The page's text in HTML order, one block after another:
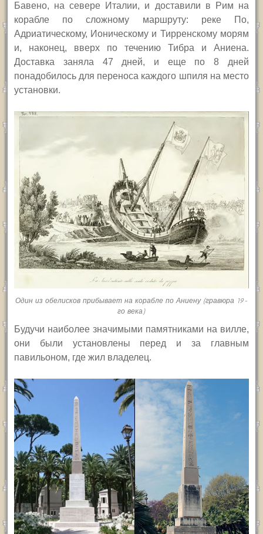
Бавено, на севере Италии, и доставили в Рим на
корабле по сложному маршруту: реке По,
Адриатическому, Ионическому и Тирренскому морям
и, наконец, вверх по течению Тибра и Аниена.
Доставка заняла 47 дней, и еще по 8 дней
понадобилось для переноса каждого шпиля на место
установки.
Один из обелисков прибывает на корабле по Аниену (гравюра 19-
го века)
Будучи наиболее значимыми памятниками на вилле,
они были установлены перед и за главным
павильоном, где жил владелец.